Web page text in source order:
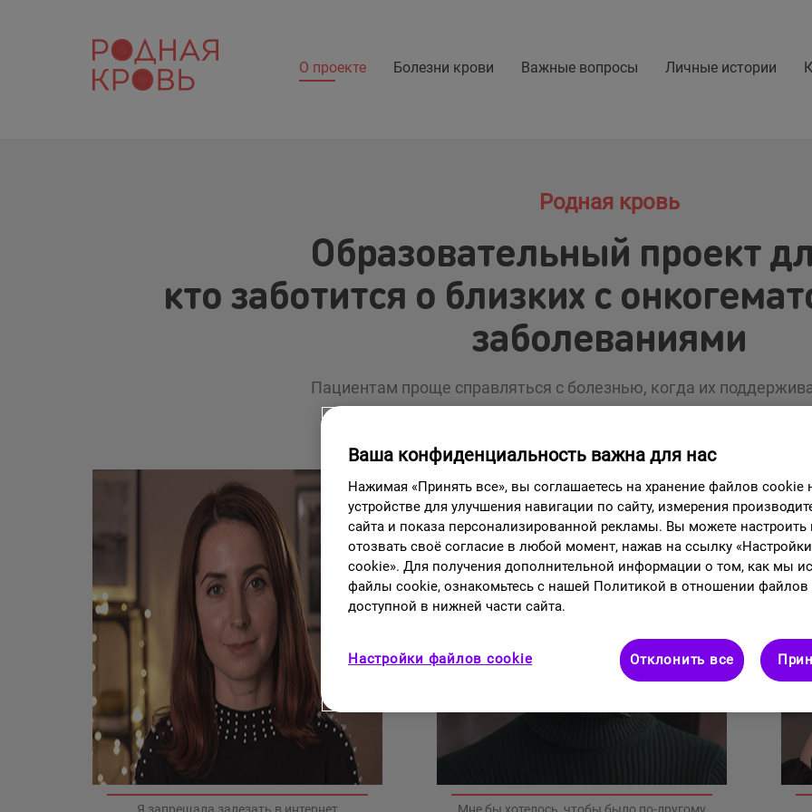
О проекте Болезни крови Важные вопросы Личные истории
Родная кровь
Образовательный проект
кто заботится о близких с
заболеваниями
Пациентам проще справляться с болезнью, когда их
Ваша конфиденциальность важна для нас
Нажимая «Принять все», вы соглашаетесь на хранение файлов cookie
устройстве для улучшения навигации по сайту, измерения
сайта и показа персонализированной рекламы. Вы можете настроить
отозвать своё согласие в любой момент, нажав на ссылку
cookie». Для получения дополнительной информации о том, как мы
файлы cookie, ознакомьтесь с нашей Политикой в отношении файлов
доступной в нижней части сайта.
Настройки файлов cookie Отклонить все